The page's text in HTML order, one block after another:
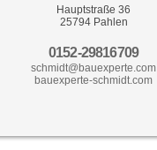
Hauptstraße 36
25794 Pahlen
0152-29816709
schmidt@bauexperte.com
bauexperte-schmidt.com